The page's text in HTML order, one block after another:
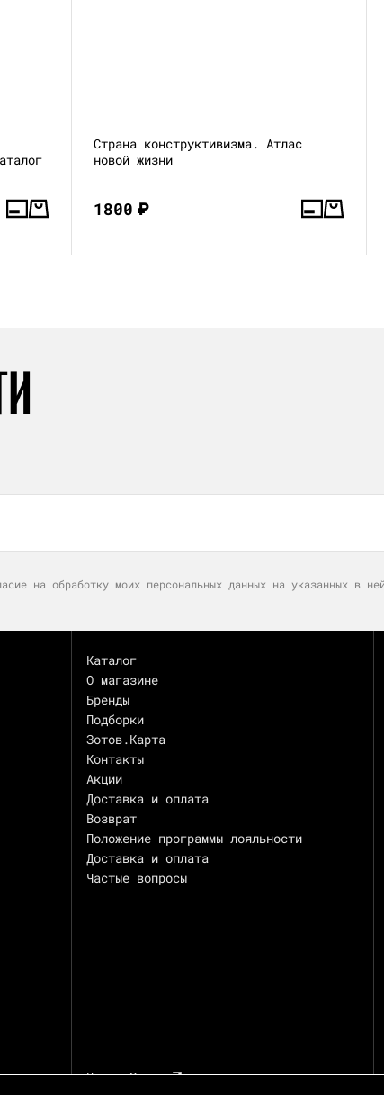
Страна конструктивизма. Атлас
новой жизни
1800₽
на обработку моих персональных данных на указанных в
Каталог
О магазине
Бренды
Подборки
Зотов.Карта
Контакты
Акции
Доставка и оплата
Возврат
Положение программы лояльности
Доставка и оплата
Частые вопросы
Центр Зотов